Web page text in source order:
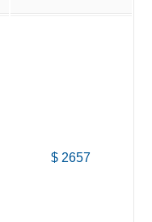
$ 2657